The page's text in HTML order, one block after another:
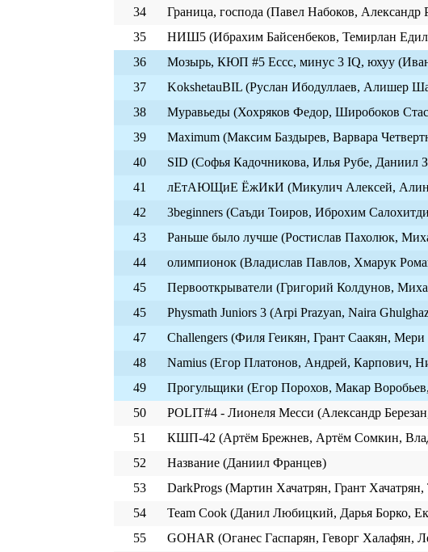
34
Граница, господа (Павел Набоков,
35
НИШ5 (Ибрахим Байсенбеков, Темирлан
36
Мозырь, КЮП #5 Ессс, минус 3 IQ, юхуу
37
KokshetauBIL (Руслан Ибодуллаев, Алишер
38
Муравьеды (Хохряков Федор, Широбоков
39
Maximum (Максим Баздырев, Варвара
40
SID (Софья Кадочникова, Илья Рубе, Даниил
41
лЕтАЮЩиЕ ЁжИкИ (Микулич Алексей,
42
3beginners (Саъди Тоиров, Иброхим
43
Раньше было лучше (Ростислав Пахолюк,
44
олимпионок (Владислав Павлов, Хмарук
45
Первооткрыватели (Григорий Колдунов,
45
Physmath Juniors 3 (Arpi Prazyan, Naira
47
Challengers (Филя Геикян, Грант Саакян,
48
Namius (Егор Платонов, Андрей, Карпович,
49
Прогульщики (Егор Порохов, Макар
50
POLIT#4 - Лионеля Месси (Александр
51
КШП-42 (Артём Брежнев, Артём Сомкин,
52
Название (Даниил Францев)
53
DarkProgs (Мартин Хачатрян, Грант Хачатрян,
54
Team Cook (Данил Любицкий, Дарья Борко,
55
GOHAR (Оганес Гаспарян, Геворг Халафян,